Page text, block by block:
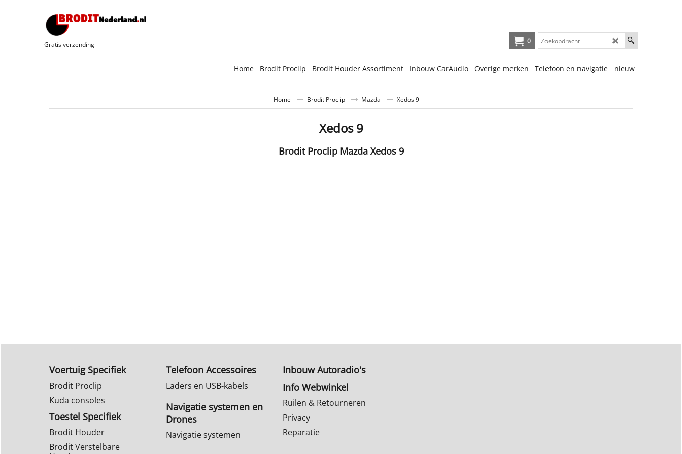
Gratis verzending 0
Home Brodit Proclip Brodit Houder Assortiment Inbouw CarAudio Overige merken Telefoon en navigatie nieuw
Home Brodit Proclip Mazda Xedos 9
Xedos 9
Brodit Proclip Mazda Xedos 9
Voertuig Specifiek
Brodit Proclip
Kuda consoles
Toestel Specifiek
Brodit Houder
Brodit Verstelbare
Telefoon Accessoires
Laders en USB-kabels
Navigatie systemen en
Drones
Navigatie systemen
Inbouw Autoradio's
Info Webwinkel
Ruilen & Retourneren
Privacy
Reparatie